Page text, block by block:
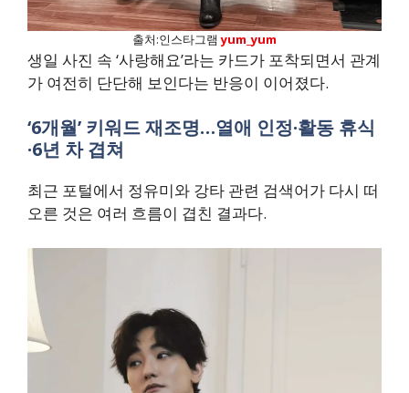
출처:인스타그램yum_yum
생일 사진 속 ‘사랑해요’라는 카드가 포착되면서 관계
가 여전히 단단해 보인다는 반응이 이어졌다.
‘6개월’ 키워드 재조명…열애 인정·활동 휴식
·6년 차 겹쳐
최근 포털에서 정유미와 강타 관련 검색어가 다시 떠
오른 것은 여러 흐름이 겹친 결과다.